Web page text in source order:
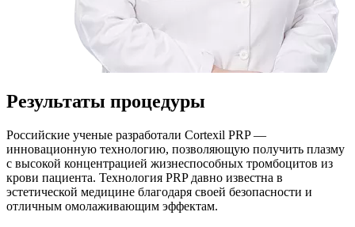
Результаты процедуры
Российские ученые разработали Cortexil PRP —
инновационную технологию, позволяющую получить плазму
с высокой концентрацией жизнеспособных тромбоцитов из
крови пациента. Технология PRP давно известна в
эстетической медицине благодаря своей безопасности и
отличным омолаживающим эффектам.